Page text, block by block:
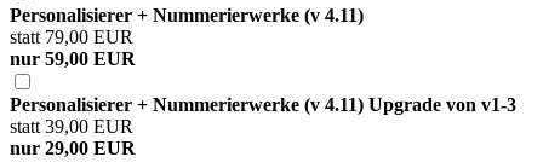
Personalisierer + Nummerierwerke (v 4.11)
statt 79,00 EUR
nur 59,00 EUR
Personalisierer + Nummerierwerke (v 4.11) Upgrade von v1-3
statt 39,00 EUR
nur 29,00 EUR